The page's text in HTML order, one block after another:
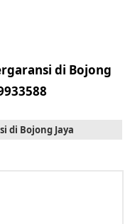
di Bojong
di Bojong Jaya